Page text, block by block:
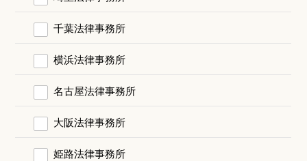
千葉法律事務所
横浜法律事務所
名古屋法律事務所
大阪法律事務所
姫路法律事務所